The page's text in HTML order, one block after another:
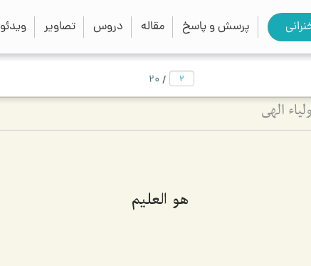
پرسش و پاسخ مقاله دروس تصاویر ویدئو search
close
/
20
الهی
هو العليم